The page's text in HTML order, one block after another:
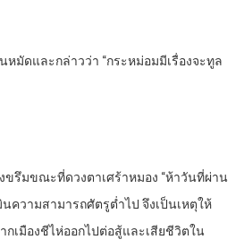
หมัดและกล่าวว่า “กระหม่อมมีเรื่องจะทูล
ขรึมขณะที่ดวงตาเศร้าหมอง “ห้าวันที่ผ่าน
ความสามารถศัตรูต่ำไป จึงเป็นเหตุให้
เมืองชีไห่ออกไปต่อสู้และเสียชีวิตใน